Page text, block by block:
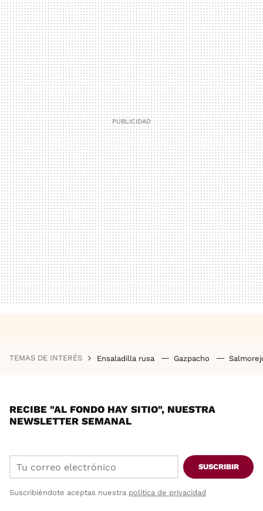
TEMAS DE INTERÉS Ensaladilla rusa Gazpacho
RECIBE "AL FONDO HAY SITIO", NUESTRA
NEWSLETTER SEMANAL
SUSCRIBIR
Suscribiéndote aceptas nuestra política de privacidad